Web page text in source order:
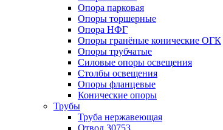
Опора парковая
Опоры торшерные
Опора НФГ
Опоры гранёные конические ОГК
Опоры трубчатые
Силовые опоры освещения
Столбы освещения
Опоры фланцевые
Конические опоры
Трубы
Труба нержавеющая
Отвод 30753